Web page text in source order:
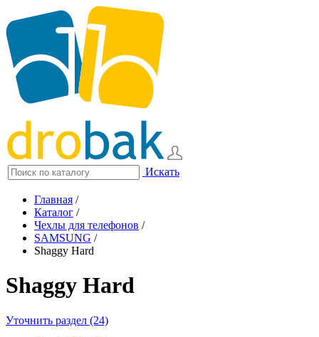
Искать
Главная /
Каталог /
Чехлы для телефонов /
SAMSUNG /
Shaggy Hard
Shaggy Hard
Уточнить раздел (24)